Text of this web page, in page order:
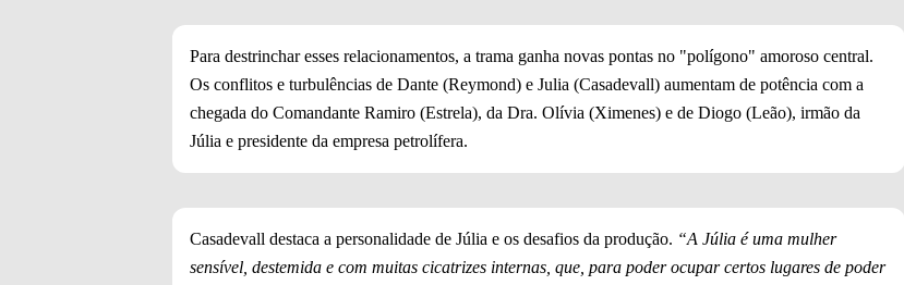
Para destrinchar esses relacionamentos, a trama ganha novas pontas no "polígono" amoroso central.
Os conflitos e turbulências de Dante (Reymond) e Julia (Casadevall) aumentam de potência com a
chegada do Comandante Ramiro (Estrela), da Dra. Olívia (Ximenes) e de Diogo (Leão), irmão da
Júlia e presidente da empresa petrolífera.
Casadevall destaca a personalidade de Júlia e os desafios da produção. “A Júlia é uma mulher
sensível, destemida e com muitas cicatrizes internas, que, para poder ocupar certos lugares de poder